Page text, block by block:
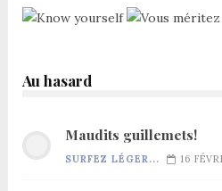
Au hasard
Maudits guillemets!
SURFEZ LÉGER... 16